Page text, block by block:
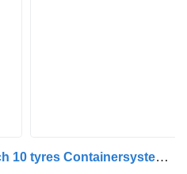
Scania R480 6x2 met clutch 10 tyres Containersysteem NCH